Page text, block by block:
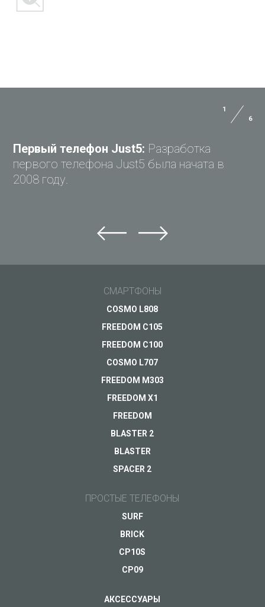
Не можете найти ответ?
1
6
Первый телефон Just5: Разработка
первого телефона Just5 была начата в
2008 году.
СМАРТФОНЫ
COSMO L808
FREEDOM C105
FREEDOM C100
COSMO L707
FREEDOM M303
FREEDOM X1
FREEDOM
BLASTER 2
BLASTER
SPACER 2
ПРОСТЫЕ ТЕЛЕФОНЫ
SURF
BRICK
CP10S
CP09
АКСЕССУАРЫ